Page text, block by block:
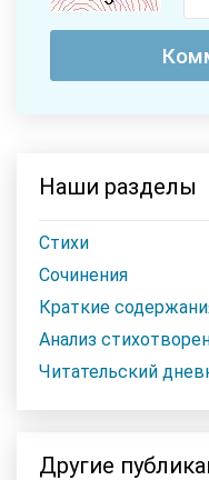
Наши разделы
Стихи
Сочинения
Краткие
Анализ
Читательский
Другие